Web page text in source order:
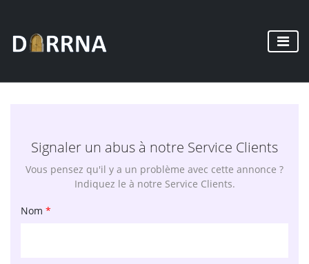
Signaler un abus à notre Service Clients
Vous pensez qu'il y a un problème avec cette annonce ?
Indiquez le à notre Service Clients.
Nom *